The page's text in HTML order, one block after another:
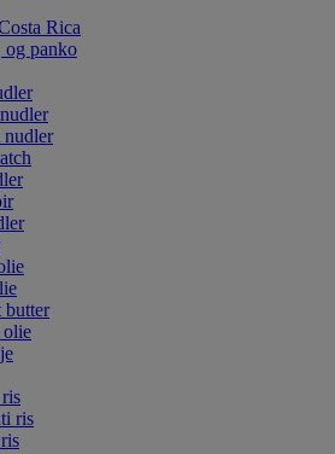
Rica
og panko
nudler
butter
olie
ris